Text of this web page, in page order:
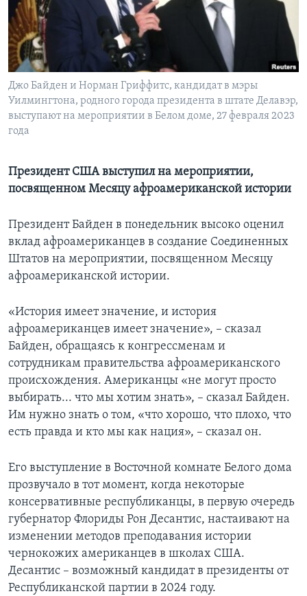
Learning English
СОЦИАЛЬНЫЕ СЕТИ
Языки
Джо Байден и Норман Гриффитс, кандидат в мэры
Уилмингтона, родного города президента в штате Делавэр,
выступают на мероприятии в Белом доме, 27 февраля 2023
года
Президент США выступил на мероприятии,
посвященном Месяцу афроамериканской истории
Президент Байден в понедельник высоко оценил
вклад афроамериканцев в создание Соединенных
Штатов на мероприятии, посвященном Месяцу
афроамериканской истории.
«История имеет значение, и история
афроамериканцев имеет значение», – сказал
Байден, обращаясь к конгрессменам и
сотрудникам правительства афроамериканского
происхождения. Американцы «не могут просто
выбирать... что мы хотим знать», – сказал Байден.
Им нужно знать о том, «что хорошо, что плохо, что
есть правда и кто мы как нация», – сказал он.
Его выступление в Восточной комнате Белого дома
прозвучало в тот момент, когда некоторые
консервативные республиканцы, в первую очередь
губернатор Флориды Рон Десантис, настаивают на
изменении методов преподавания истории
чернокожих американцев в школах США.
Десантис – возможный кандидат в президенты от
Республиканской партии в 2024 году.